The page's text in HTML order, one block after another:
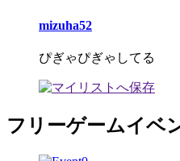
mizuha52
ぴぎゃぴぎゃしてる
フリーゲームイベ